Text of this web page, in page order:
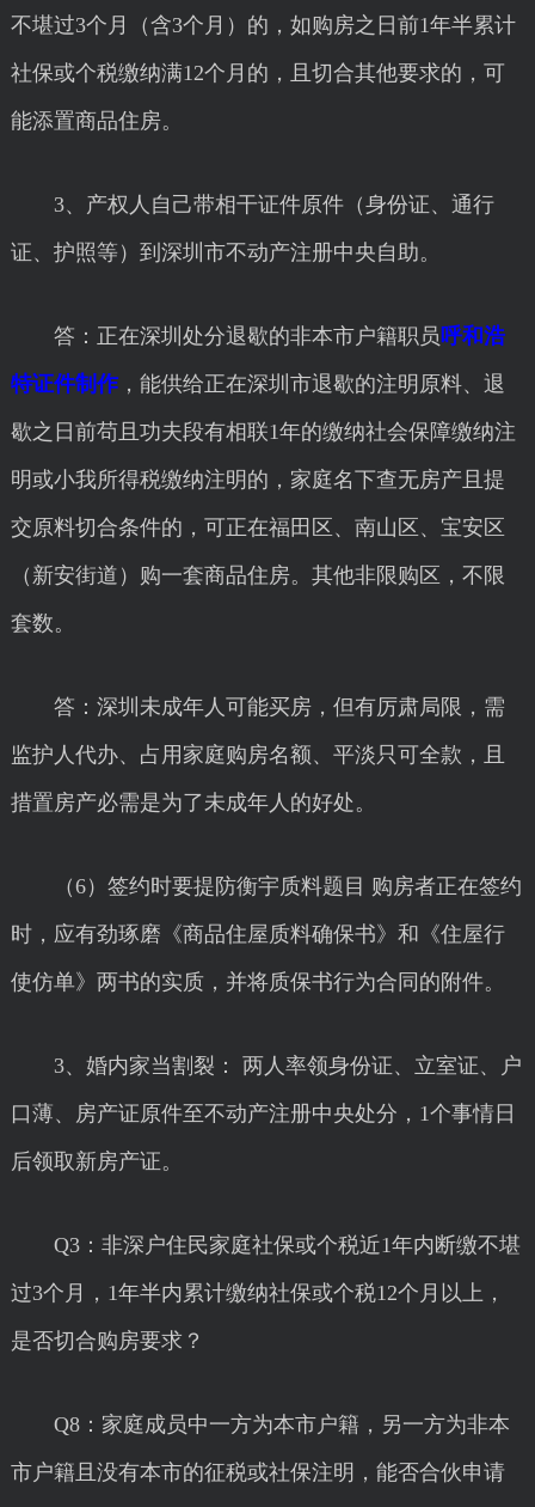
不堪过3个月（含3个月）的，如购房之日前1年半累计
社保或个税缴纳满12个月的，且切合其他要求的，可
能添置商品住房。
3、产权人自己带相干证件原件（身份证、通行
证、护照等）到深圳市不动产注册中央自助。
答：正在深圳处分退歇的非本市户籍职员呼和浩
特证件制作，能供给正在深圳市退歇的注明原料、退
歇之日前苟且功夫段有相联1年的缴纳社会保障缴纳注
明或小我所得税缴纳注明的，家庭名下查无房产且提
交原料切合条件的，可正在福田区、南山区、宝安区
（新安街道）购一套商品住房。其他非限购区，不限
套数。
答：深圳未成年人可能买房，但有厉肃局限，需
监护人代办、占用家庭购房名额、平淡只可全款，且
措置房产必需是为了未成年人的好处。
（6）签约时要提防衡宇质料题目 购房者正在签约
时，应有劲琢磨《商品住屋质料确保书》和《住屋行
使仿单》两书的实质，并将质保书行为合同的附件。
3、婚内家当割裂： 两人率领身份证、立室证、户
口薄、房产证原件至不动产注册中央处分，1个事情日
后领取新房产证。
Q3：非深户住民家庭社保或个税近1年内断缴不堪
过3个月，1年半内累计缴纳社保或个税12个月以上，
是否切合购房要求？
Q8：家庭成员中一方为本市户籍，另一方为非本
市户籍且没有本市的征税或社保注明，能否合伙申请